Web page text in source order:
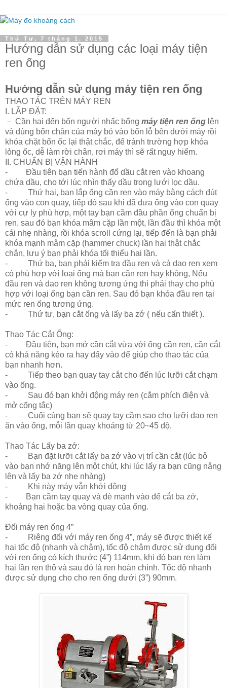
Thứ Tư, 7 tháng 1, 2015
Hướng dẫn sử dụng các loại máy tiện
ren ống
Hướng dẫn sử dụng máy tiện ren ống
THAO TÁC TRÊN MÁY REN
I. LẮP ĐẶT:
－ Cần hai đến bốn người nhấc bổng máy tiện ren ống lên
và dùng bốn chân của máy bỏ vào bốn lỗ bên dưới máy rồi
khóa chặt bốn ốc lại thật chắc, để tránh trường hợp khóa
lỏng ốc, dễ làm rời chân, rơi máy thì sẽ rất nguy hiểm.
II. CHUẨN BỊ VẬN HÀNH
- Đầu tiên bạn tiến hành đổ dầu cắt ren vào khoang
chứa dầu, cho tới lúc nhìn thấy dầu trong lưới lọc dầu.
- Thứ hai, bạn lắp ống cần ren vào máy bằng cách đút
ống vào con quay, tiếp đó sau khi đã đưa ống vào con quay
với cự ly phù hợp, một tay bạn cầm đầu phần ống chuẩn bị
ren, sau đó bạn khóa mâm cặp lần một, lần đầu thì khóa một
cái nhẹ nhàng, rồi khóa scroll cứng lại, tiếp đến là bạn phải
khóa mạnh mâm cặp (hammer chuck) lần hai thật chắc
chắn, lưu ý bạn phải khóa tối thiểu hai lần.
- Thứ ba, bạn phải kiểm tra đầu ren và cả dao ren xem
có phù hợp với loại ống mà bạn cần ren hay không, Nếu
đầu ren và dao ren không tương ứng thì phải thay cho phù
hợp với loại ống bạn cần ren. Sau đó bạn khóa đầu ren tại
mức ren ống tương ứng.
- Thứ tư, bạn cắt ống và lấy ba zớ ( nếu cấn thiết ).
Thao Tác Cắt Ống:
- Đầu tiên, bạn mở cần cắt vừa với ống cần ren, cần cắt
có khả năng kéo ra hay đẩy vào để giúp cho thao tác của
bạn nhanh hơn.
- Tiếp theo bạn quay tay cắt cho đến lúc lưỡi cắt chạm
vào ống.
- Sau đó bạn khởi động máy ren (cắm phích điện và
mở cống tắc)
- Cuối cùng bạn sẽ quay tay cầm sao cho lưỡi dao ren
ăn vào ống, mỗi lần quay khoảng từ 20~45 độ.
Thao Tác Lấy ba zớ:
- Bạn đặt lưỡi cắt lấy ba zớ vào vị trí cần cắt (lúc bỏ
vào bạn nhớ năng lên một chút, khi lúc lấy ra bạn cũng nâng
lên và lấy ba zớ nhẹ nhàng)
- Khi này máy vẫn khởi động
- Bạn cầm tay quay và đè mạnh vào để cắt ba zớ,
khoảng hai hoặc ba vòng quay của ống.
Đối máy ren ống 4”
- Riêng đối với máy ren ống 4”, máy sẽ được thiết kế
hai tốc độ (nhanh và chậm), tốc độ chậm được sử dụng đối
với ren ống có kích thước (4”) 114mm, khi đó bạn ren làm
hai lần ren thô và sau đó là ren hoàn chình. Tốc độ nhanh
được sử dụng cho cho ren ống dưới (3”) 90mm.